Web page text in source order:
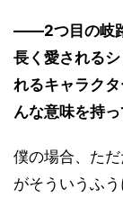
――2つ目の岐
長く愛される
れるキャラク
んな意味を持
僕の場合、た
がそういうふ